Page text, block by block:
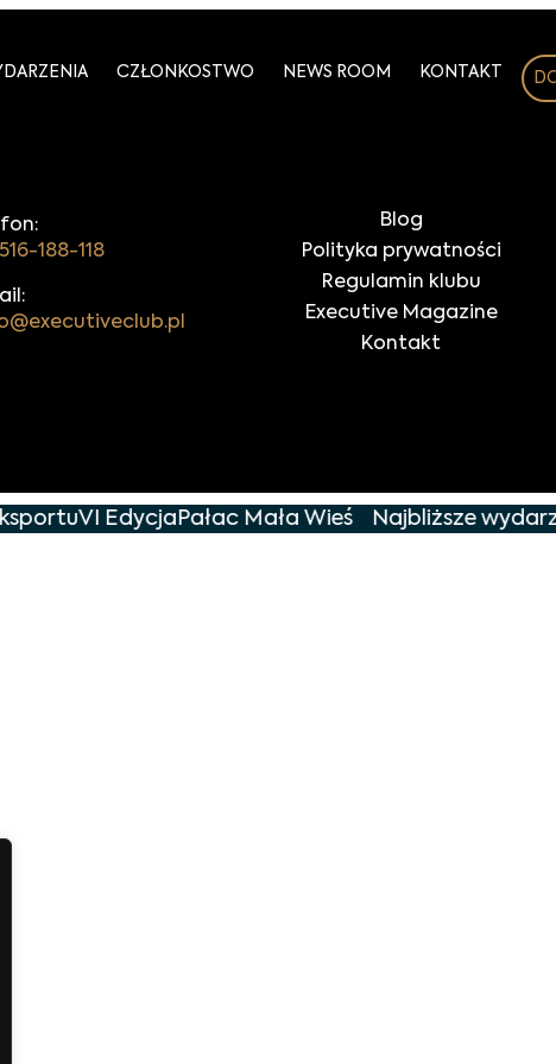
CZŁONKOSTWO NEWS ROOM KONTAKT
188-118
Blog
Polityka prywatności
Regulamin klubu
Executive Magazine
Kontakt
VI EdycjaPałac Mała Wieś Najbliższe